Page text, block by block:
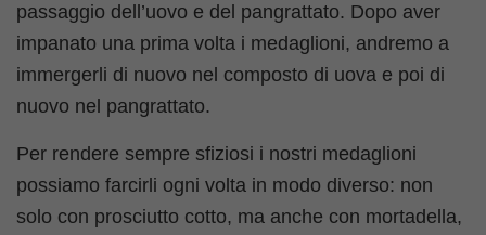
passaggio dell’uovo e del pangrattato. Dopo aver
impanato una prima volta i medaglioni, andremo a
immergerli di nuovo nel composto di uova e poi di
nuovo nel pangrattato.
Per rendere sempre sfiziosi i nostri medaglioni
possiamo farcirli ogni volta in modo diverso: non
solo con prosciutto cotto, ma anche con mortadella,